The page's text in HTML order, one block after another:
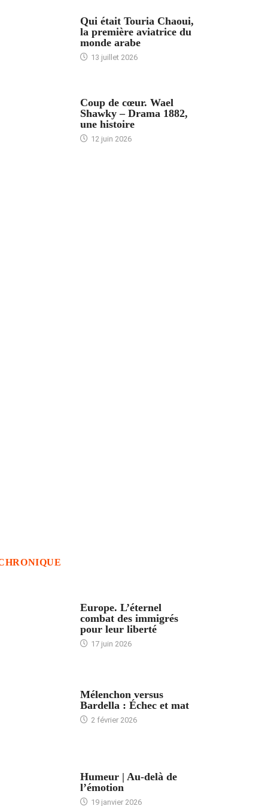
Qui était Touria Chaoui,
la première aviatrice du
monde arabe
13 juillet 2026
Coup de cœur. Wael
Shawky – Drama 1882,
une histoire
12 juin 2026
Europe. L’éternel
combat des immigrés
pour leur liberté
17 juin 2026
Mélenchon versus
Bardella : Échec et mat
2 février 2026
Humeur | Au-delà de
l’émotion
19 janvier 2026